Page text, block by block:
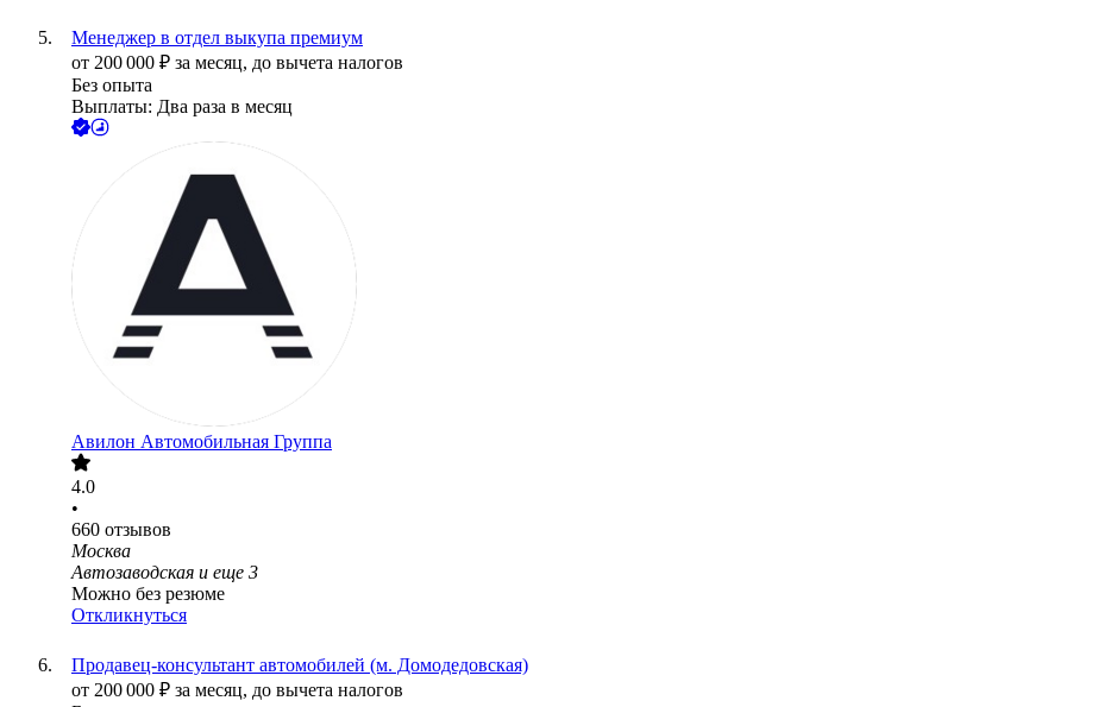
Менеджер в отдел выкупа премиум
от 200 000 ₽ за месяц, до вычета налогов
Без опыта
Выплаты: Два раза в месяц
Авилон Автомобильная Группа
4.0
•
660 отзывов
Москва
Автозаводская и еще 3
Можно без резюме
Откликнуться
Продавец-консультант автомобилей (м. Домодедовская)
от 200 000 ₽ за месяц, до вычета налогов